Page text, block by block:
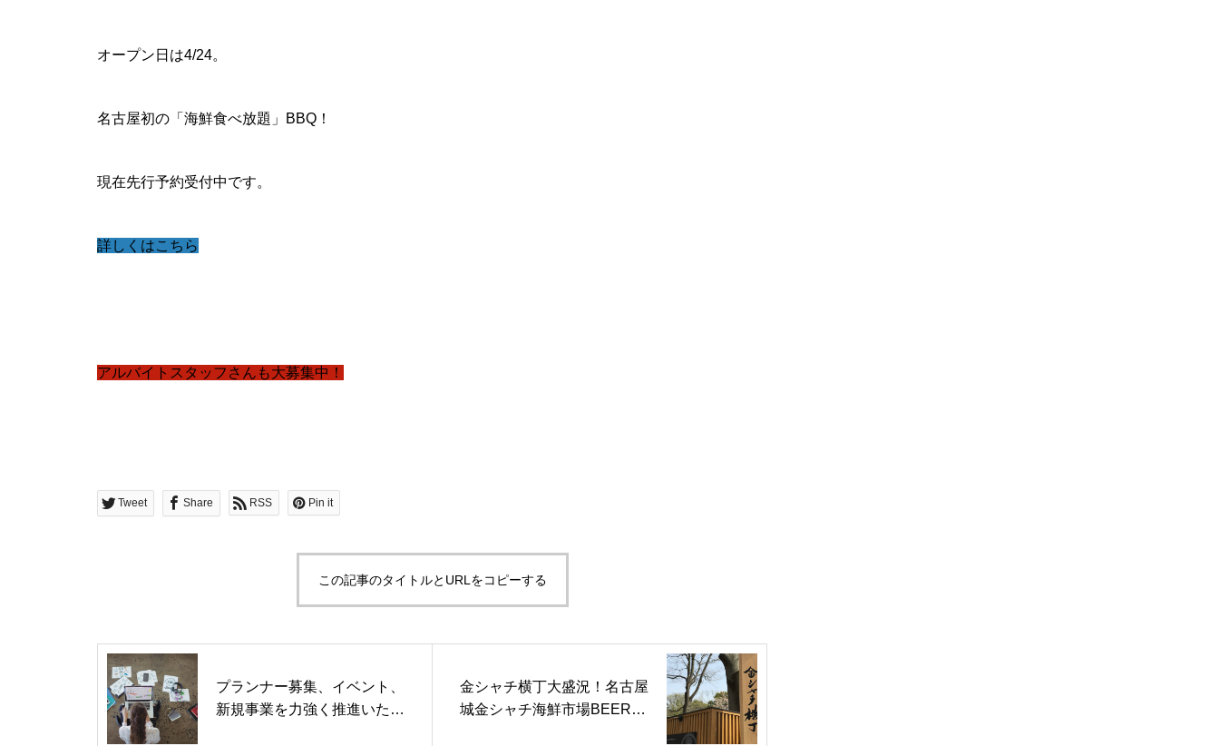
オープン日は4/24。
名古屋初の「海鮮食べ放題」BBQ！
現在先行予約受付中です。
詳しくはこちら
アルバイトスタッフさんも大募集中！
Tweet Share RSS Pin it
この記事のタイトルとURLをコピーする
プランナー募集、イベント、
新規事業を力強く推進いただ
金シャチ横丁大盛況！名古屋
城金シャチ海鮮市場BEER&